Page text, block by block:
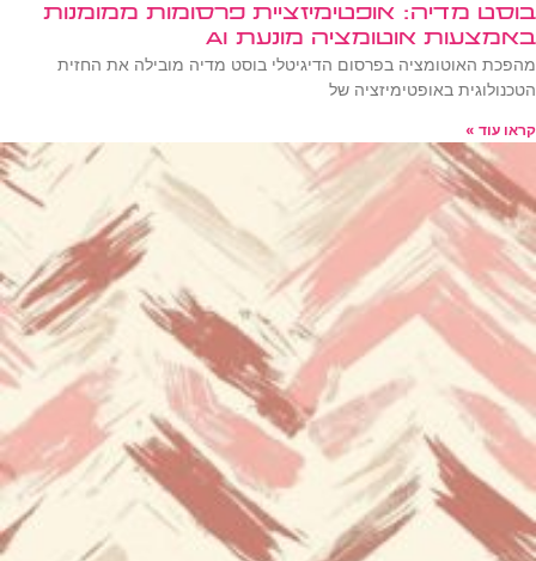
בוסט מדיה: אופטימיזציית פרסומות ממומנות
באמצעות אוטומציה מונעת AI
מהפכת האוטומציה בפרסום הדיגיטלי בוסט מדיה מובילה את החזית
הטכנולוגית באופטימיזציה של
קראו עוד »